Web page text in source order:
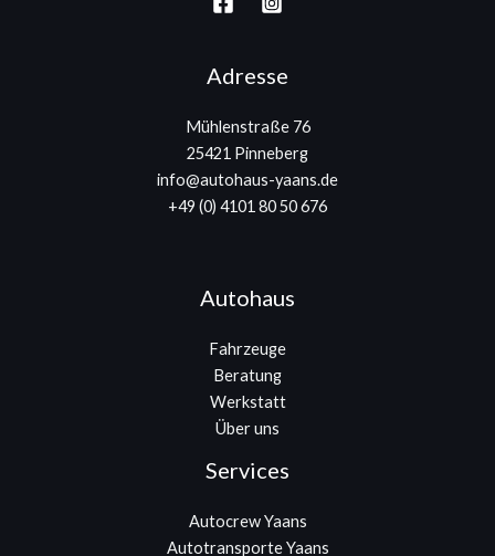
Adresse
Mühlenstraße 76
25421 Pinneberg
info@autohaus-yaans.de
+49 (0) 4101 80 50 676
Autohaus
Fahrzeuge
Beratung
Werkstatt
Über uns
Services
Autocrew Yaans
Autotransporte Yaans